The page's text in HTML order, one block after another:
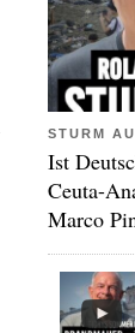
STURM
Ist
Ceuta-
Marco